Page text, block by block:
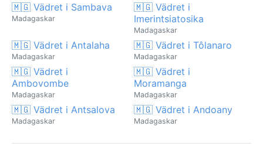
🇲🇬 Vädret i Sambava
Madagaskar
🇲🇬 Vädret i
Imerintsiatosika
Madagaskar
🇲🇬 Vädret i Antalaha
Madagaskar
🇲🇬 Vädret i Tôlanaro
Madagaskar
🇲🇬 Vädret i
Ambovombe
Madagaskar
🇲🇬 Vädret i
Moramanga
Madagaskar
🇲🇬 Vädret i Antsalova
Madagaskar
🇲🇬 Vädret i Andoany
Madagaskar